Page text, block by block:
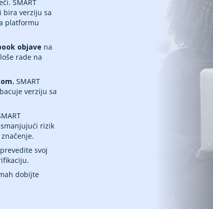
SMART
bira verziju sa
platformu
objave na
rade na
SMART
verziju sa
rizik
svoj
dobijte